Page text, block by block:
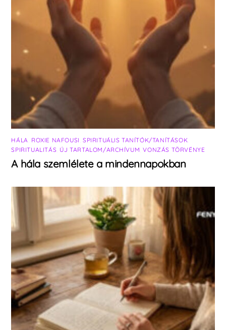
HÁLA ROXIE NAFOUSI SPIRITUÁLIS TANÍTÓK/TANÍTÁSOK
SPIRITUALITÁS ÚJ TARTALOM/ARCHÍVUM ,VONZÁS TÖRVÉNYE
A hála szemlélete a mindennapokban